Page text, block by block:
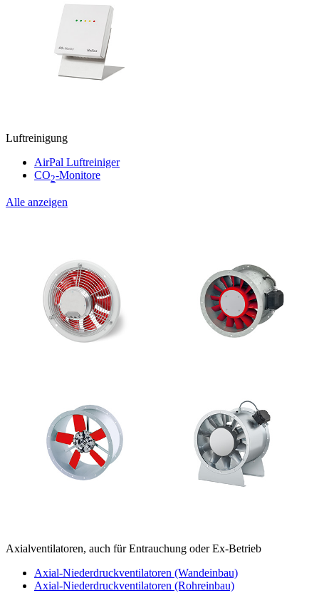
Luftreinigung
AirPal Luftreiniger
CO2-Monitore
Alle anzeigen
Axialventilatoren, auch für Entrauchung oder Ex-Betrieb
Axial-Niederdruckventilatoren (Wandeinbau)
Axial-Niederdruckventilatoren (Rohreinbau)